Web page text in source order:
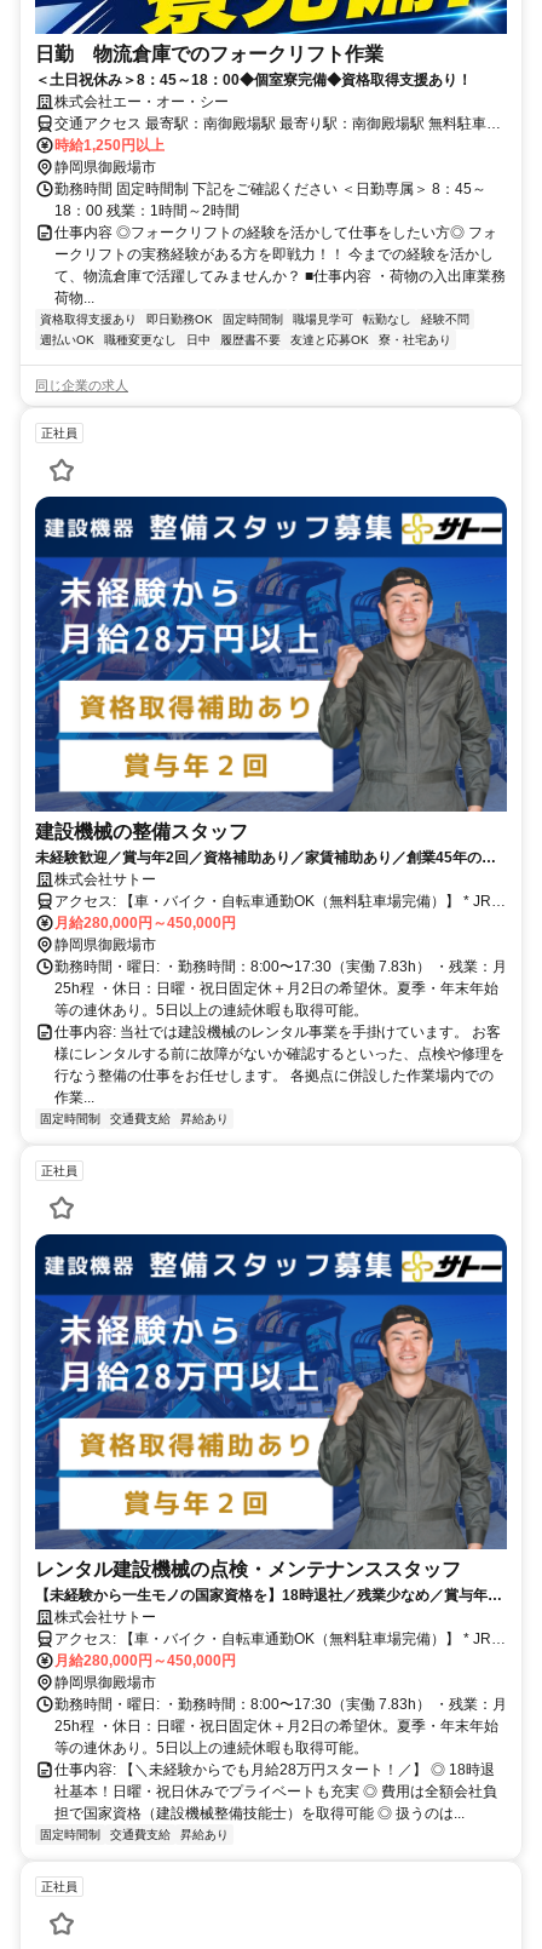
日勤 物流倉庫でのフォークリフト作業
＜土日祝休み＞8：45～18：00◆個室寮完備◆資格取得支援あり！
株式会社エー・オー・シー
交通アクセス 最寄駅：南御殿場駅 最寄り駅：南御殿場駅 無料駐車場
完備
時給1,250円以上
静岡県御殿場市
勤務時間 固定時間制 下記をご確認ください ＜日勤専属＞ 8：45～
18：00 残業：1時間～2時間
仕事内容 ◎フォークリフトの経験を活かして仕事をしたい方◎ フォ
ークリフトの実務経験がある方を即戦力！！ 今までの経験を活かし
て、物流倉庫で活躍してみませんか？ ■仕事内容 ・荷物の入出庫業務
荷物...
資格取得支援あり 即日勤務OK 固定時間制 職場見学可 転勤なし
経験不問
週払いOK
職種変更なし 日中 履歴書不要 友達と応募OK 寮・社宅あり
同じ企業の求人
正社員
建設機械の整備スタッフ
未経験歓迎／賞与年2回／資格補助あり／家賃補助あり／創業45年の信
頼と実績
株式会社サトー
アクセス: 【車・バイク・自転車通勤OK（無料駐車場完備）】 * JR御
殿場線「南御殿場駅」より車で約6分 * JR御殿場線「御殿場駅」より
車で約10分 * JR御殿場線「裾野駅」より車で約15分 ※国道246号バ
イパス近く！東名高速「駒門スマートIC」より車で5分の好立地で
す。 ※御殿場市内はもちろん、裾野市、駿東郡小山町、沼津市、箱
根町からも通勤便利な場所です。
月給280,000円～450,000円
静岡県御殿場市
勤務時間・曜日: ・勤務時間：8:00〜17:30（実働 7.83h） ・残業：月
25h程 ・休日：日曜・祝日固定休＋月2日の希望休。夏季・年末年始
等の連休あり。5日以上の連続休暇も取得可能。
仕事内容: 当社では建設機械のレンタル事業を手掛けています。 お客
様にレンタルする前に故障がないか確認するといった、点検や修理を
行なう整備の仕事をお任せします。 各拠点に併設した作業場内での
作業...
固定時間制 交通費支給 昇給あり
正社員
レンタル建設機械の点検・メンテナンススタッフ
【未経験から一生モノの国家資格を】18時退社／残業少なめ／賞与年2
回／家賃補助あり◎創業45年の安定企業
株式会社サトー
アクセス: 【車・バイク・自転車通勤OK（無料駐車場完備）】 * JR御
殿場線「南御殿場駅」より車で約6分 * JR御殿場線「御殿場駅」より
車で約10分 * JR御殿場線「裾野駅」より車で約15分 ※国道246号バ
イパス近く！東名高速「駒門スマートIC」より車で5分の好立地で
す。 ※御殿場市内はもちろん、裾野市、駿東郡小山町、沼津市、箱
根町からも通勤便利な場所です。
月給280,000円～450,000円
静岡県御殿場市
勤務時間・曜日: ・勤務時間：8:00〜17:30（実働 7.83h） ・残業：月
25h程 ・休日：日曜・祝日固定休＋月2日の希望休。夏季・年末年始
等の連休あり。5日以上の連続休暇も取得可能。
仕事内容: 【＼未経験からでも月給28万円スタート！／】 ◎ 18時退
社基本！日曜・祝日休みでプライベートも充実 ◎ 費用は全額会社負
担で国家資格（建設機械整備技能士）を取得可能 ◎ 扱うのは...
固定時間制 交通費支給 昇給あり
正社員